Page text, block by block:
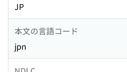
JP
本文の言語コード
jpn